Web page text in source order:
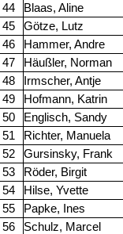
44
Blaas, Aline
45
Götze, Lutz
46
Hammer, Andre
47
Häußler, Norman
48
Irmscher, Antje
49
Hofmann, Katrin
50
Englisch, Sandy
51
Richter, Manuela
52
Gursinsky, Frank
53
Röder, Birgit
54
Hilse, Yvette
55
Papke, Ines
56
Schulz, Marcel